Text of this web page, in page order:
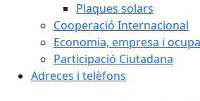
Plaques solars
Cooperació Internacional
Economia, empresa i
Participació Ciutadana
Adreces i telèfons